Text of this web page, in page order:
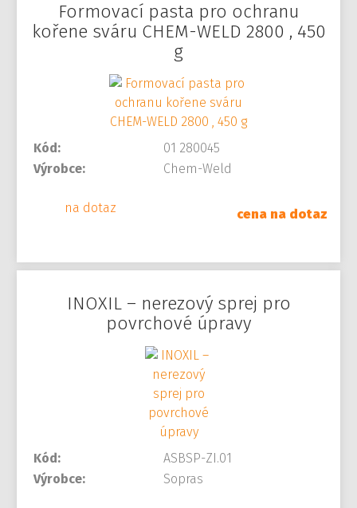
Formovací pasta pro ochranu
kořene sváru CHEM-WELD 2800 , 450
g
Kód:
01 280045
Výrobce:
Chem-Weld
na dotaz cena na dotaz
INOXIL – nerezový sprej pro
povrchové úpravy
Kód:
ASBSP-ZI.01
Výrobce:
Sopras